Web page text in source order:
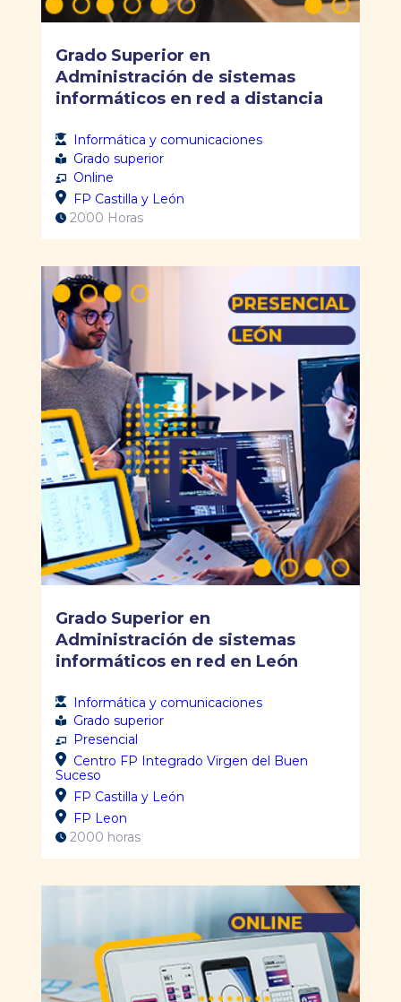
Grado Superior en
Administración de sistemas
informáticos en red a distancia
Informática y comunicaciones
Grado superior
Online
FP Castilla y León
2000 Horas
Grado Superior en
Administración de sistemas
informáticos en red en León
Informática y comunicaciones
Grado superior
Presencial
Centro FP Integrado Virgen del Buen
Suceso
FP Castilla y León
FP Leon
2000 horas